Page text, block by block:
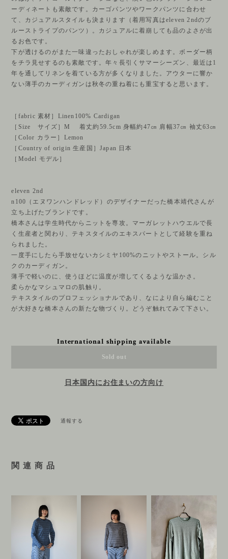
ーディネートも素敵です。カーゴパンツやワークパンツに合わせ
て、カジュアルスタイルも決まります（着用写真はeleven 2ndのブ
ルーストライプのパンツ）。カジュアルに着崩しても品のよさが出
るお色です。
下が透けるのがまた一味違ったおしゃれが楽しめます。ボーダー柄
をチラ見せするのも素敵です。年々長引くサマーシーズン、最近は1
年を通してリネンを着ている方が多くなりました。アウターに響か
ない薄手のカーディガンは秋冬の重ね着にも重宝すると思います。
［fabric 素材］Linen100% Cardigan
［Size サイズ］M 着丈約59.5cm 身幅約47㎝ 肩幅37㎝ 袖丈63㎝
［Color カラー］Lemon
［Country of origin 生産国］Japan 日本
［Model モデル］
eleven 2nd
n100（エヌワンハンドレッド）のデザイナーだった橋本靖代さんが
立ち上げたブランドです。
橋本さんは学生時代からニットを専攻。マーガレットハウエルで長
く生産者と関わり、テキスタイルのエキスパートとして経験を重ね
られました。
一度手にしたら手放せないカシミヤ100%のニットやストール。シル
クのカーディガン。
薄手で軽いのに、使うほどに温度が増してくるような温かさ。
柔らかなマシュマロの肌触り。
テキスタイルのプロフェッショナルであり、なにより自ら編むこと
が大好きな橋本さんの新たな物づくり。どうぞ触れてみて下さい。
International shipping available
Sold out
日本国内にお住まいの方向け
通報する
関 連 商 品